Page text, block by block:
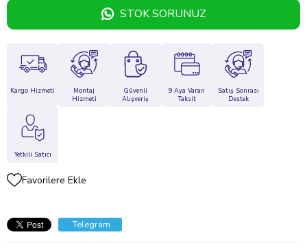
STOK SORUNUZ
Kargo Hizmeti
Montaj
Hizmeti
Güvenli
Alışveriş
9 Aya Varan
Taksit
Satış Sonrası
Destek
Yetkili Satıcı
Favorilere Ekle
Telegram